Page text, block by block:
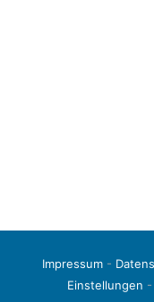
Impressum-
Einstellungen -